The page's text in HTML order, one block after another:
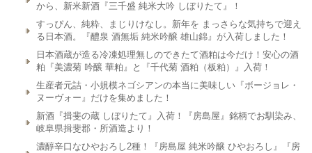
から、新米新酒『三千盛 純米大吟 しぼりたて』！
すっぴん、純粋、まじりけなし。新年を まっさらな気持ちで迎え
る日本酒。『醴泉 酒無垢 純米吟醸 雄山錦』が入荷しました！
日本酒蔵が造る冷凍処理無しのできたて酒粕は今だけ！安心の酒
粕『美濃菊 吟醸 華粕』と『千代菊 酒粕（板粕）』入荷！
生産者元詰・小規模ネゴシアンの本当に美味しい『ボージョレ・
ヌーヴォー』だけを集めました！
新酒『揖斐の蔵 しぼりたて』入荷！『房島屋』銘柄でお馴染み、
岐阜県揖斐郡・所酒造より！
濃醇辛口なひやおろし2種！『房島屋 純米吟醸 ひやおろし』『房